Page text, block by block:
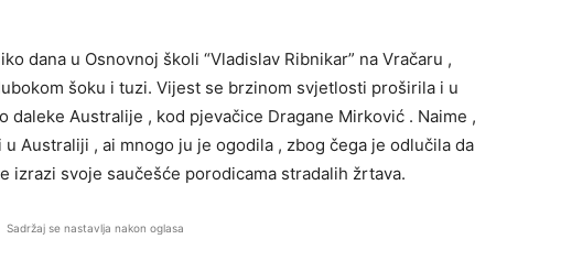
dana u Osnovnoj školi “Vladislav Ribnikar” na Vračaru ,
šoku i tuzi. Vijest se brzinom svjetlosti proširila i u
daleke Australije , kod pjevačice Dragane Mirković . Naime ,
Australiji , ai mnogo ju je ogodila , zbog čega je odlučila da
izrazi svoje saučešće porodicama stradalih žrtava.
Sadržaj se nastavlja nakon oglasa